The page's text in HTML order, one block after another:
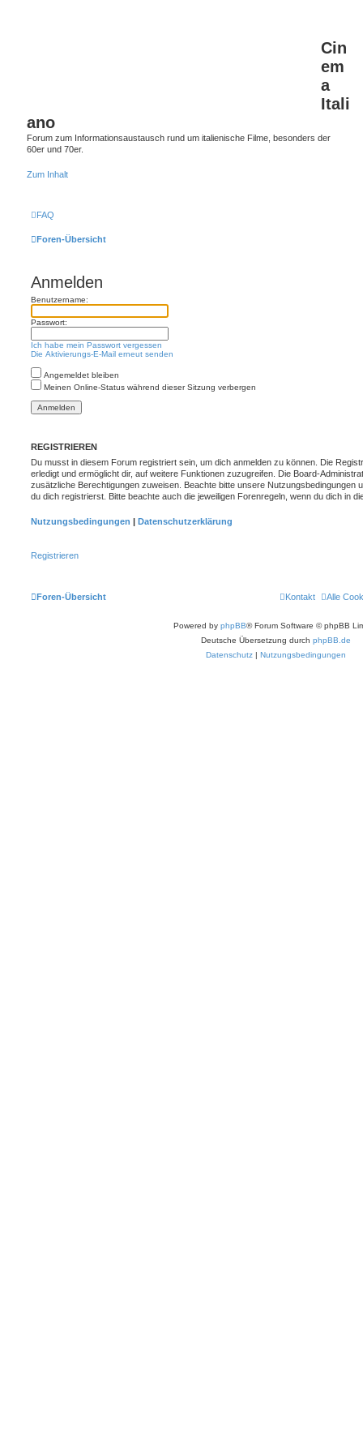
Cin
em
a
Itali
ano
Forum zum Informationsaustausch rund um italienische Filme, besonders der
60er und 70er.
Zum Inhalt
FAQ
Foren-Übersicht
Anmelden
Benutzername:
Passwort:
Ich habe mein Passwort vergessen
Die Aktivierungs-E-Mail erneut senden
Angemeldet bleiben
Meinen Online-Status während dieser Sitzung verbergen
REGISTRIEREN
Du musst in diesem Forum registriert sein, um dich anmelden zu können. Die
erledigt und ermöglicht dir, auf weitere Funktionen zuzugreifen. Die Board-
zusätzliche Berechtigungen zuweisen. Beachte bitte unsere Nutzungsbedingungen
du dich registrierst. Bitte beachte auch die jeweiligen Forenregeln, wenn du dich in
Nutzungsbedingungen | Datenschutzerklärung
Registrieren
Foren-Übersicht Alle
Kontakt
Powered by phpBB® Forum Software © phpBB
Deutsche Übersetzung durch phpBB.de
Datenschutz | Nutzungsbedingungen